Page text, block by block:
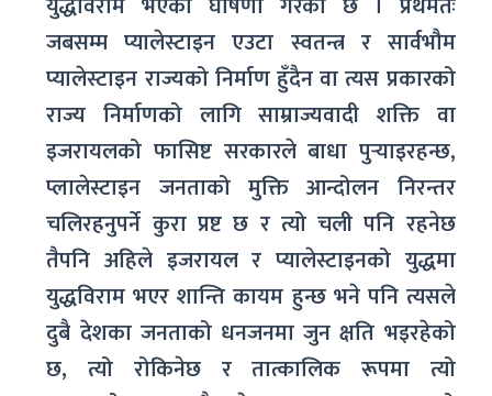
जबसम्म प्यालेस्टाइन एउटा स्वतन्त्र र सार्वभौम
प्यालेस्टाइन राज्यको निर्माण हुँदैन वा त्यस प्रकारको
राज्य निर्माणको लागि साम्राज्यवादी शक्ति वा
इजरायलको फासिष्ट सरकारले बाधा पुऱ्याइरहन्छ,
प्लालेस्टाइन जनताको मुक्ति आन्दोलन निरन्तर
चलिरहनुपर्ने कुरा प्रष्ट छ र त्यो चली पनि रहनेछ
तैपनि अहिले इजरायल र प्यालेस्टाइनको युद्धमा
युद्धविराम भएर शान्ति कायम हुन्छ भने पनि त्यसले
दुबै देशका जनताको धनजनमा जुन क्षति भइरहेको
छ, त्यो रोकिनेछ र तात्कालिक रूपमा त्यो